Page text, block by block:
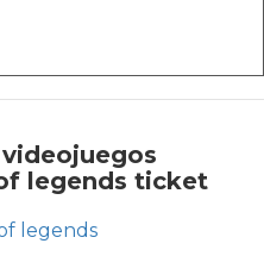
legends ticket
legends